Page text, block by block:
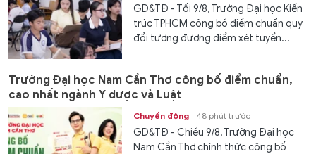
GD&TĐ - Tối 9/8, Trường Đại học Kiến
trúc TPHCM công bố điểm chuẩn quy
đổi tương đương điểm xét tuyển...
Trường Đại học Nam Cần Thơ công bố điểm chuẩn,
cao nhất ngành Y dược và Luật
Chuyển động 48 phút trước
GD&TĐ - Chiều 9/8, Trường Đại học
Nam Cần Thơ chính thức công bố